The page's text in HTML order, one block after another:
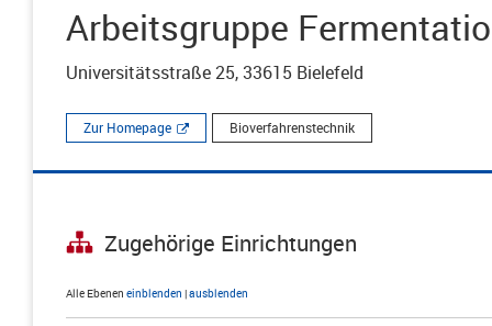
Arbeitsgruppe
Universitätsstraße 25, 33615 Bielefeld
Zur Homepage Bioverfahrenstechnik
Zugehörige Einrichtungen
Alle Ebenen einblenden |ausblenden